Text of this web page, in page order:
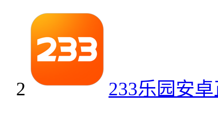
2
233乐园安